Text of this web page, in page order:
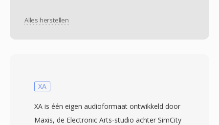
Alles herstellen
XA
XA is één eigen audioformaat ontwikkeld door
Maxis, de Electronic Arts-studio achter SimCity